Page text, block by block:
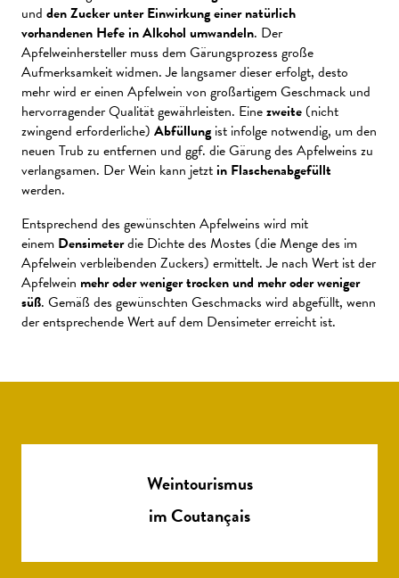
und den Zucker unter Einwirkung einer natürlich
vorhandenen Hefe in Alkohol umwandeln. Der
Apfelweinhersteller muss dem Gärungsprozess große
Aufmerksamkeit widmen. Je langsamer dieser erfolgt, desto
mehr wird er einen Apfelwein von großartigem Geschmack und
hervorragender Qualität gewährleisten. Einezweite (nicht
zwingend erforderliche) Abfüllungist infolge notwendig, um den
neuen Trub zu entfernen und ggf. die Gärung des Apfelweins zu
verlangsamen. Der Wein kann jetzt in Flaschenabgefüllt
werden.
Entsprechend des gewünschten Apfelweins wird mit
einem Densimeterdie Dichte des Mostes (die Menge des im
Apfelwein verbleibenden Zuckers) ermittelt. Je nach Wert ist der
Apfelwein mehr oder weniger trocken und mehr oder weniger
süß. Gemäß des gewünschten Geschmacks wird abgefüllt, wenn
der entsprechende Wert auf dem Densimeter erreicht ist.
Weintourismus
im Coutançais